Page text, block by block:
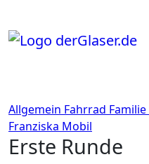
springen
Allgemein Fahrrad Familie
Franziska Mobil
Erste Runde